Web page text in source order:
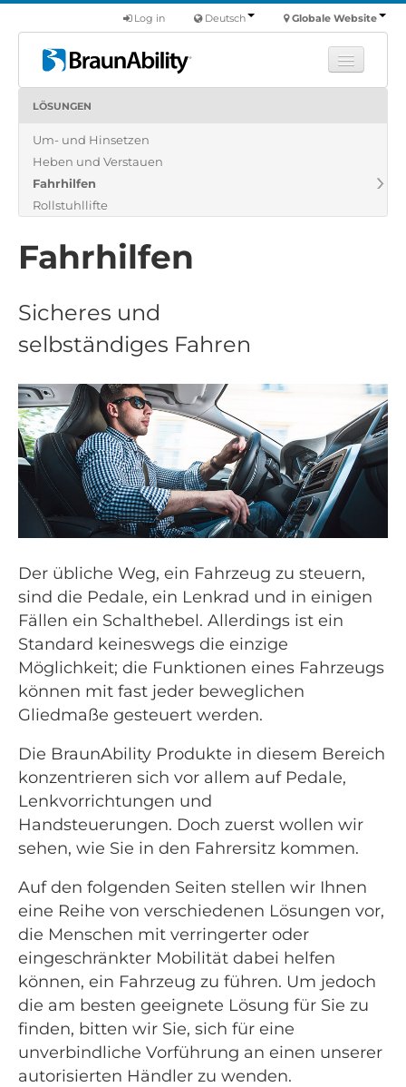
Globale Website
Deutsch
Log in
Produkte
Über uns
Finde einen Händler
LÖSUNGEN
Um- und Hinsetzen
Heben und Verstauen
Fahrhilfen
Rollstuhllifte
Fahrhilfen
Sicheres und
selbständiges Fahren
Der übliche Weg, ein Fahrzeug zu steuern,
sind die Pedale, ein Lenkrad und in einigen
Fällen ein Schalthebel. Allerdings ist ein
Standard keineswegs die einzige
Möglichkeit; die Funktionen eines Fahrzeugs
können mit fast jeder beweglichen
Gliedmaße gesteuert werden.
Die BraunAbility Produkte in diesem Bereich
konzentrieren sich vor allem auf Pedale,
Lenkvorrichtungen und
Handsteuerungen. Doch zuerst wollen wir
sehen, wie Sie in den Fahrersitz kommen.
Auf den folgenden Seiten stellen wir Ihnen
eine Reihe von verschiedenen Lösungen vor,
die Menschen mit verringerter oder
eingeschränkter Mobilität dabei helfen
können, ein Fahrzeug zu führen. Um jedoch
die am besten geeignete Lösung für Sie zu
finden, bitten wir Sie, sich für eine
unverbindliche Vorführung an einen unserer
autorisierten Händler zu wenden.